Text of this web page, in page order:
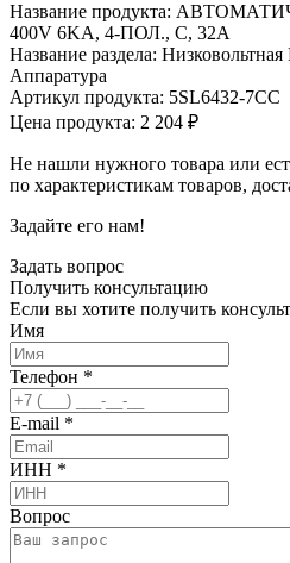
Название продукта:
400V 6KA, 4-ПОЛ., C, 32A
Название раздела:
Аппаратура
Артикул продукта: 5SL6432-7CC
Цена продукта: 2 204 ₽
Не нашли нужного товара или
по характеристикам товаров,
Задайте его нам!
Задать вопрос
Получить консультацию
Если вы хотите получить
Имя
Телефон *
E-mail *
ИНН *
Вопрос